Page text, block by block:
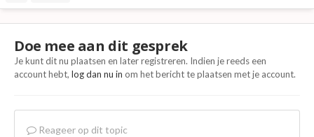
Doe mee aan dit gesprek
Je kunt dit nu plaatsen en later registreren. Indien je reeds een
account hebt, log dan nu in om het bericht te plaatsen met je account.
Reageer op dit topic